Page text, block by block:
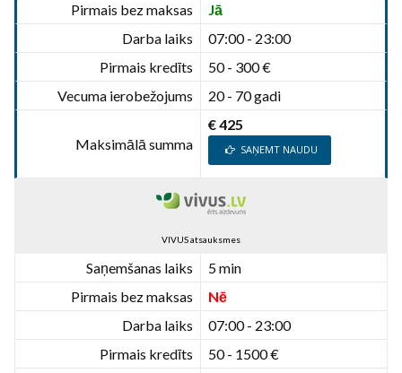
Pirmais bez maksas
Jā
Darba laiks
07:00 - 23:00
Pirmais kredīts
50 - 300 €
Vecuma ierobežojums
20 - 70 gadi
Maksimālā summa
€ 425
SAŅEMT NAUDU
VIVUS atsauksmes
Saņemšanas laiks
5 min
Pirmais bez maksas
Nē
Darba laiks
07:00 - 23:00
Pirmais kredīts
50 - 1500 €